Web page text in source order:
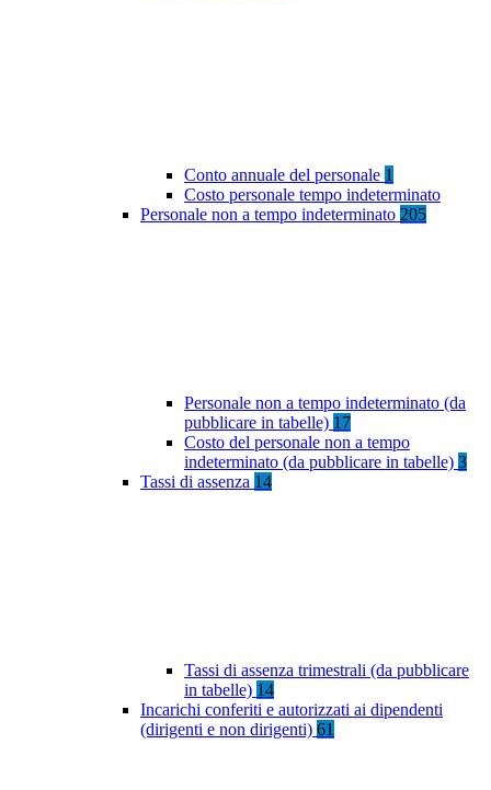
Conto annuale del personale 1
Costo personale tempo indeterminato
Personale non a tempo indeterminato 205
Personale non a tempo indeterminato (da
pubblicare in tabelle) 17
Costo del personale non a tempo
indeterminato (da pubblicare in tabelle) 3
Tassi di assenza 14
Tassi di assenza trimestrali (da pubblicare
in tabelle) 14
Incarichi conferiti e autorizzati ai dipendenti
(dirigenti e non dirigenti) 61